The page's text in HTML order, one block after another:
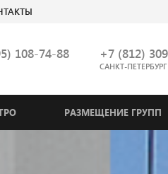
108-74-88 +7 (812)
САНКТ-ПЕТЕРБУРГ
РАЗМЕЩЕНИЕ ГРУПП